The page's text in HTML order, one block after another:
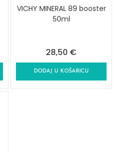
VICHY MINERAL 89 booster
50ml
28,50 €
DODAJ U KOŠARICU